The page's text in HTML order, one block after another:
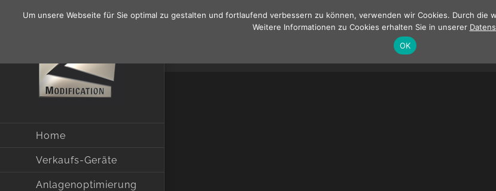
Home
Verkaufs-Geräte
Anlagenoptimierung
Um unsere Webseite für Sie optimal zu gestalten und fortlaufend verbessern zu können, verwenden wir Cookies. Durch die
Weitere Informationen zu Cookies erhalten Sie in unserer
OK